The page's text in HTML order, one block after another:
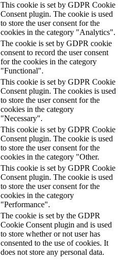
This cookie is set by GDPR Cookie
Consent plugin. The cookie is used
to store the user consent for the
cookies in the category "Analytics".
The cookie is set by GDPR cookie
consent to record the user consent
for the cookies in the category
"Functional".
This cookie is set by GDPR Cookie
Consent plugin. The cookies is used
to store the user consent for the
cookies in the category
"Necessary".
This cookie is set by GDPR Cookie
Consent plugin. The cookie is used
to store the user consent for the
cookies in the category "Other.
This cookie is set by GDPR Cookie
Consent plugin. The cookie is used
to store the user consent for the
cookies in the category
"Performance".
The cookie is set by the GDPR
Cookie Consent plugin and is used
to store whether or not user has
consented to the use of cookies. It
does not store any personal data.